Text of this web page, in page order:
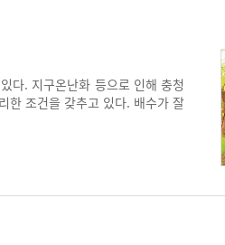
다. 지구온난화 등으로 인해 충청
한 조건을 갖추고 있다. 배수가 잘
품질개량 등이 결합되어 명품사
을 수 있고, 긴 생육기간을 거치